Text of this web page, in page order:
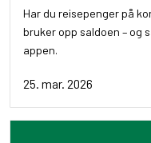
Har du reisepenger på
bruker opp saldoen – og
appen.
25. mar. 2026